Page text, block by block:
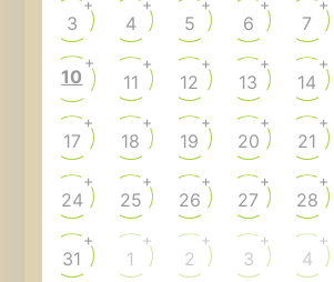
3
+
4
+
5
+
6
+
7
+
10
+
11
+
12
+
13
+
14
+
17
+
18
+
19
+
20
+
21
+
24
+
25
+
26
+
27
+
28
+
31
+
1
+
2
+
3
+
4
+